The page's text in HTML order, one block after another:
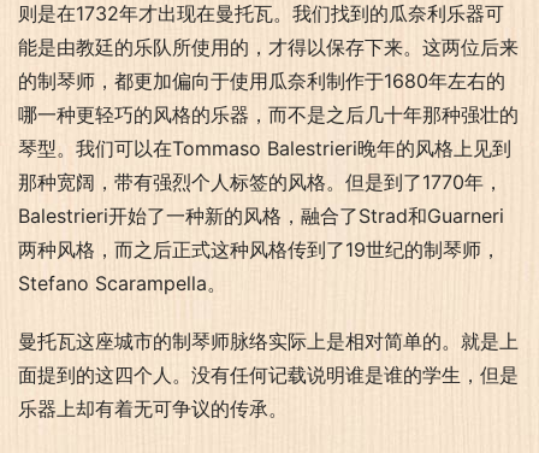
则是在1732年才出现在曼托瓦。我们找到的瓜奈利乐器可
能是由教廷的乐队所使用的，才得以保存下来。这两位后来
的制琴师，都更加偏向于使用瓜奈利制作于1680年左右的
哪一种更轻巧的风格的乐器，而不是之后几十年那种强壮的
琴型。我们可以在Tommaso Balestrieri晚年的风格上见到
那种宽阔，带有强烈个人标签的风格。但是到了1770年，
Balestrieri开始了一种新的风格，融合了Strad和Guarneri
两种风格，而之后正式这种风格传到了19世纪的制琴师，
Stefano Scarampella。
曼托瓦这座城市的制琴师脉络实际上是相对简单的。就是上
面提到的这四个人。没有任何记载说明谁是谁的学生，但是
乐器上却有着无可争议的传承。